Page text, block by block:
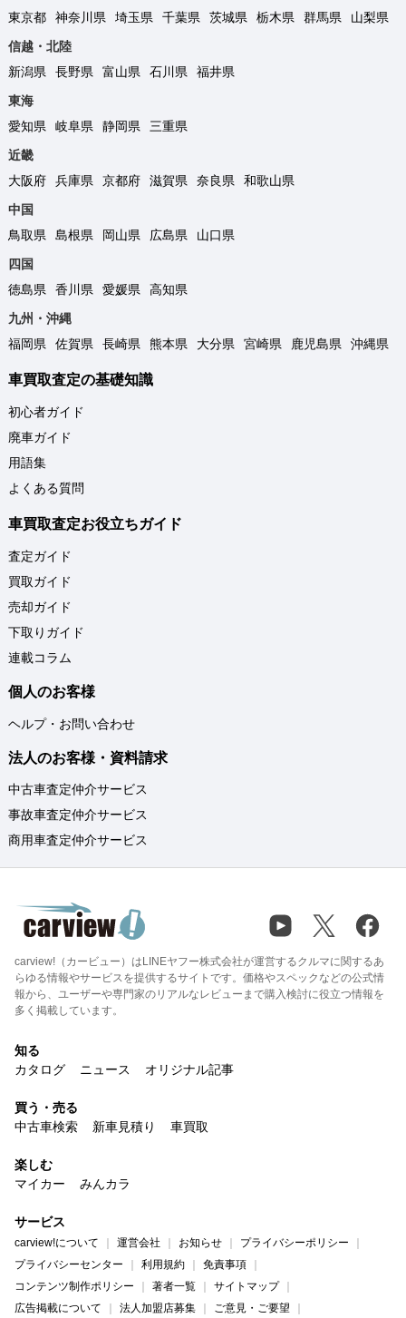
東京都
神奈川県 埼玉県 千葉県 茨城県 栃木県 群馬県
山梨県
信越・北陸
新潟県
長野県 富山県 石川県
福井県
東海
愛知県
岐阜県 静岡県
三重県
近畿
大阪府
兵庫県 京都府 滋賀県 奈良県
和歌山県
中国
鳥取県
島根県 岡山県 広島県
山口県
四国
徳島県
香川県 愛媛県
高知県
九州・沖縄
福岡県
佐賀県 長崎県 熊本県 大分県 宮崎県 鹿児島県 沖縄県
車買取査定の基礎知識
初心者ガイド
廃車ガイド
用語集
よくある質問
車買取査定お役立ちガイド
査定ガイド
買取ガイド
売却ガイド
下取りガイド
連載コラム
個人のお客様
ヘルプ・お問い合わせ
法人のお客様・資料請求
中古車査定仲介サービス
事故車査定仲介サービス
商用車査定仲介サービス
carview!（カービュー）はLINEヤフー株式会社が運営するクルマに関するあ
らゆる情報やサービスを提供するサイトです。価格やスペックなどの公式情
報から、ユーザーや専門家のリアルなレビューまで購入検討に役立つ情報を
多く掲載しています。
知る
カタログ
ニュース オリジナル記事
買う・売る
中古車検索
新車見積り 車買取
楽しむ
マイカー
みんカラ
サービス
carview!について 運営会社 お知らせ
プライバシーポリシー
プライバシーセンター
利用規約
免責事項
コンテンツ制作ポリシー
著者一覧
サイトマップ
広告掲載について
法人加盟店募集 ご意見・ご要望